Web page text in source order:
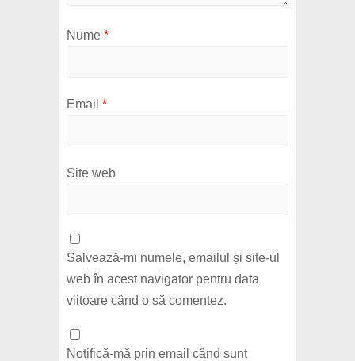
Nume *
Email *
Site web
Salvează-mi numele, emailul și site-ul
web în acest navigator pentru data
viitoare când o să comentez.
Notifică-mă prin email când sunt